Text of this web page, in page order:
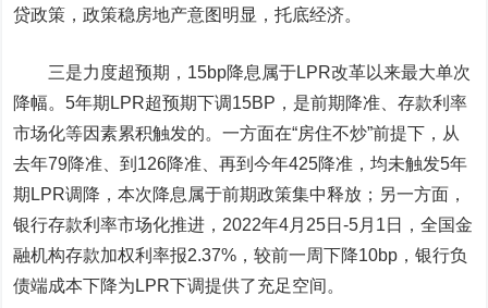
贷政策，政策稳房地产意图明显，托底经济。
三是力度超预期，15bp降息属于LPR改革以来最大单次
降幅。5年期LPR超预期下调15BP，是前期降准、存款利率
市场化等因素累积触发的。一方面在“房住不炒”前提下，从
去年79降准、到126降准、再到今年425降准，均未触发5年
期LPR调降，本次降息属于前期政策集中释放；另一方面，
银行存款利率市场化推进，2022年4月25日-5月1日，全国金
融机构存款加权利率报2.37%，较前一周下降10bp，银行负
债端成本下降为LPR下调提供了充足空间。